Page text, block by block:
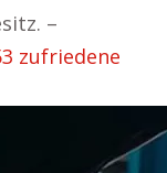
–
zufriedene